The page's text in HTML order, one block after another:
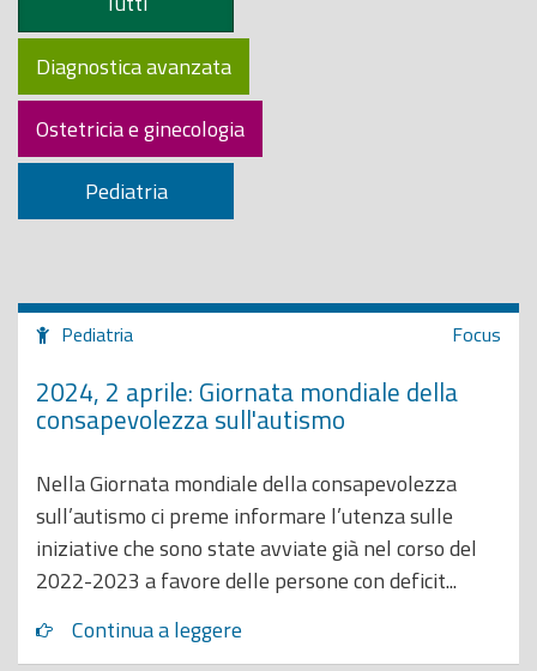
Diagnostica avanzata
Ostetricia e ginecologia
Pediatria
Pediatria Focus
2024, 2 aprile: Giornata mondiale della
consapevolezza sull'autismo
Nella Giornata mondiale della consapevolezza
sull’autismo ci preme informare l’utenza sulle
iniziative che sono state avviate già nel corso del
2022-2023 a favore delle persone con deficit...
Continua a leggere